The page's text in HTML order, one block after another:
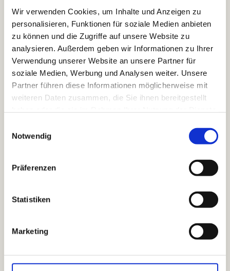
Wir verwenden Cookies, um Inhalte und Anzeigen zu
personalisieren, Funktionen für soziale Medien anbieten
zu können und die Zugriffe auf unsere Website zu
analysieren. Außerdem geben wir Informationen zu Ihrer
Verwendung unserer Website an unsere Partner für
soziale Medien, Werbung und Analysen weiter. Unsere
Partner führen diese Informationen möglicherweise mit
weiteren Daten zusammen, die Sie ihnen bereitgestellt
Notwendig
Präferenzen
Statistiken
Marketing
Natur & ErlebnisseTaucht ein in die faszinierende
Welt der Natur & Erlebnisse rund um das Hotel
Hubertus. Erlebt Outdoor-Abenteuer &
atemberaubende Landschaften in Filzmoos
Sommerglück ☀️ Erkundet im Sommerurlaub die
malerischen Wanderwege und Radtouren von
Filzmoos im Boutiquehotel Hubertus. Erlebt
Natur pur in den Alpen
Winterurlaub im Boutiquehotel Hubertus in
Filzmoos. Genießt schneebedeckte Pisten,
unseres Hotels.
euren idealen Aufenthalt in Filzmoos. Entdeckt
Aktivitäten und Ausflugsziele, für euren Urlaub
Kontakt & Service
⛰️ Findet heraus, wie ihr uns
Boutiquehotel Hubertus in Filzmoos. Wir freuen uns